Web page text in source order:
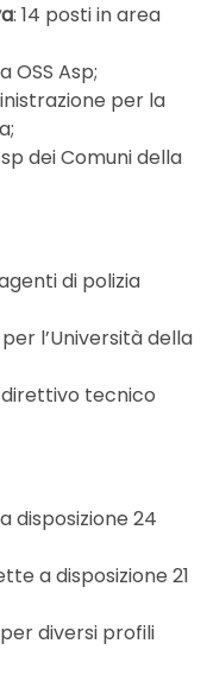
: 14 posti in area
OSS Asp;
per la
dei Comuni della
di polizia
l’Università della
tecnico
disposizione 24
a disposizione 21
diversi profili